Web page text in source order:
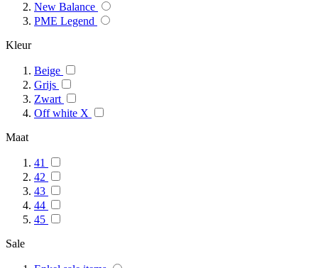
New Balance
PME Legend
Kleur
Beige
Grijs
Zwart
Off white X
Maat
41
42
43
44
45
Sale